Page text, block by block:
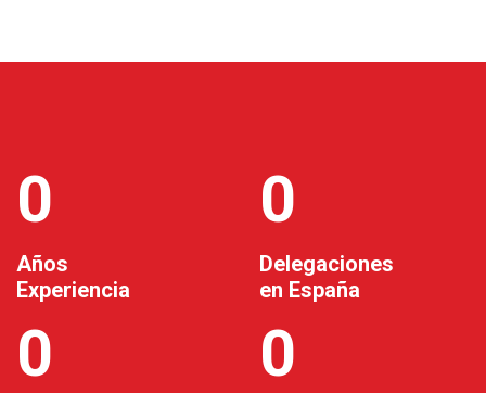
0
Años
Experiencia
0
Delegaciones
en España
0 0